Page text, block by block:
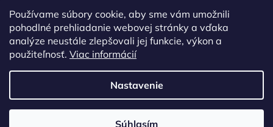
Používame súbory cookie, aby sme vám umožnili
pohodlné prehliadanie webovej stránky a vďaka
analýze neustále zlepšovali jej funkcie, výkon a
použiteľnosť. Viac informácií
Nastavenie
Súhlasím
unikátnych kľúčov generovaných na základe údajov z
uskutočnenej objednávky.
Vytvoril Shoptet
Onpira.sk. Všetky práva vyhradené.